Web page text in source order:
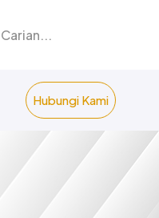
Hubungi Kami